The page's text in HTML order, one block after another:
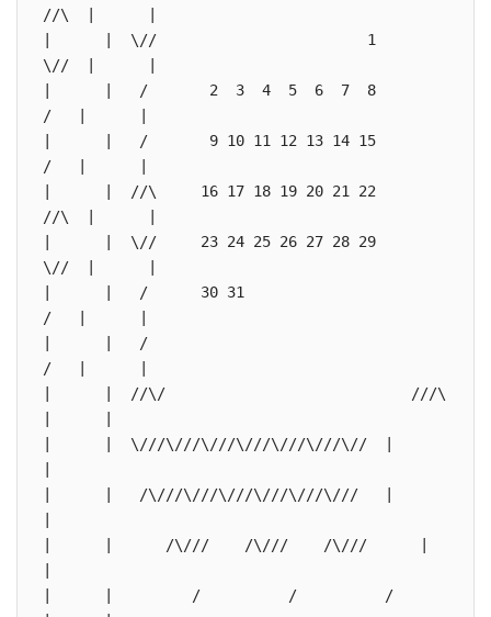
//\  |      |
|      |  \//                        1
\//  |      |
|      |   /       2  3  4  5  6  7  8
/   |      |
|      |   /       9 10 11 12 13 14 15
/   |      |
|      |  //\     16 17 18 19 20 21 22
//\  |      |
|      |  \//     23 24 25 26 27 28 29
\//  |      |
|      |   /      30 31
/   |      |
|      |   /
/   |      |
|      |  //\/                            ///\
|      |  \///\///\///\///\///\///\//  |
|      |   /\///\///\///\///\///\///   |
|      |      /\///    /\///    /\///      |
|      |         /          /          /